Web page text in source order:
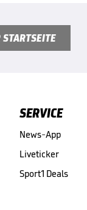
STARTSEITE
SERVICE
News-App
Liveticker
Sport1 Deals